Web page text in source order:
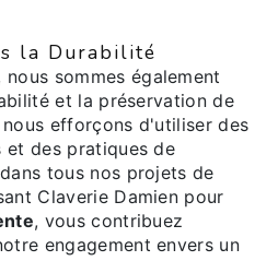
la Durabilité
sommes également
et la préservation de
efforçons d'utiliser des
et des pratiques de
tous nos projets de
Claverie Damien pour
, vous contribuez
engagement envers un